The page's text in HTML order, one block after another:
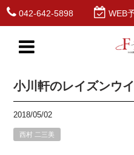
042-642-5898 WEB
小川軒のレイズンウ
2018/05/02
西村 二三美